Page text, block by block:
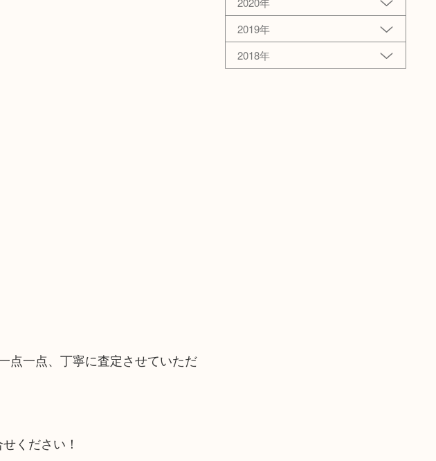
点一点、丁寧に査定させていただ
ください！
2019年
2018年